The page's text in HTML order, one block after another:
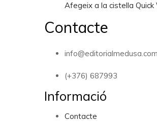
Afegeix a la cistella
Contacte
info@editorialmedusa.com
(+376) 687993
Informació
Contacte